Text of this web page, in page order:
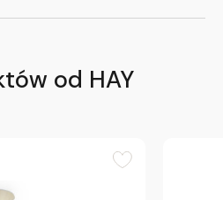
od HAY